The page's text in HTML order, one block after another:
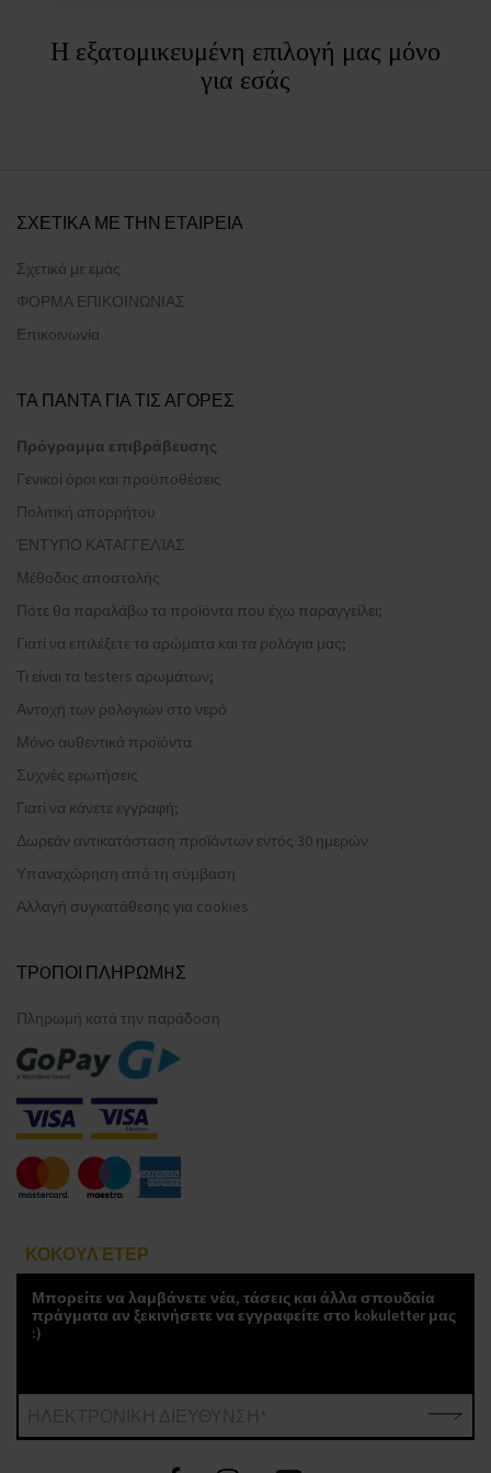
Η εξατομικευμένη επιλογή μας μόνο
για εσάς
ΣΧΕΤΙΚΑ ΜΕ ΤΗΝ ΕΤΑΙΡΕΙΑ
Σχετικά με εμάς
ΦΟΡΜΑ ΕΠΙΚΟΙΝΩΝΙΑΣ
Επικοινωνία
ΤΑ ΠΑΝΤΑ ΓΙΑ ΤΙΣ ΑΓΟΡΕΣ
Πρόγραμμα επιβράβευσης
Γενικοί όροι και προϋποθέσεις
Πολιτική απορρήτου
ΈΝΤΥΠΟ ΚΑΤΑΓΓΕΛΊΑΣ
Μέθοδος αποστολής
Πότε θα παραλάβω τα προϊόντα που έχω παραγγείλει;
Γιατί να επιλέξετε τα αρώματα και τα ρολόγια μας;
Τι είναι τα testers αρωμάτων;
Αντοχή των ρολογιών στο νερό
Μόνο αυθεντικά προϊόντα
Συχνές ερωτήσεις
Γιατί να κάνετε εγγραφή;
Δωρεάν αντικατάσταση προϊόντων εντός 30 ημερών
Υπαναχώρηση από τη σύμβαση
Αλλαγή συγκατάθεσης για cookies
ΤΡOΠΟΙ ΠΛΗΡΩΜHΣ
Πληρωμή κατά την παράδοση
ΚΟΚΟΥΛΈΤΕΡ
Μπορείτε να λαμβάνετε νέα, τάσεις και άλλα σπουδαία
πράγματα αν ξεκινήσετε να εγγραφείτε στο kokuletter μας
:)